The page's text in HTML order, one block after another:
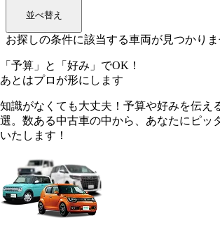
並べ替え
お探しの条件に該当する車両が見つかりま
「予算」 と 「好み」 でOK！
あとはプロ が形にします
知識がなくても大丈夫！予算や好みを伝え
選。数ある中古車の中から、あなたにピッ
いたします！